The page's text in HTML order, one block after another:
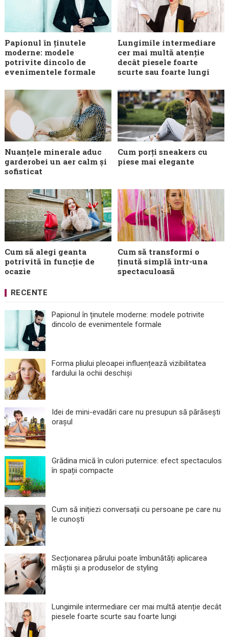
Papionul în ținutele
moderne: modele
potrivite dincolo de
evenimentele formale
Lungimile intermediare
cer mai multă atenție
decât piesele foarte
scurte sau foarte lungi
Nuanțele minerale aduc
garderobei un aer calm și
sofisticat
Cum porți sneakers cu
piese mai elegante
Cum să alegi geanta
potrivită în funcție de
ocazie
Cum să transformi o
ținută simplă într-una
spectaculoasă
RECENTE
Papionul în ținutele moderne: modele potrivite
dincolo de evenimentele formale
Forma pliului pleoapei influențează vizibilitatea
fardului la ochii deschiși
Idei de mini-evadări care nu presupun să părăsești
orașul
Grădina mică în culori puternice: efect spectaculos
în spații compacte
Cum să inițiezi conversații cu persoane pe care nu
le cunoști
Secționarea părului poate îmbunătăți aplicarea
măștii și a produselor de styling
Lungimile intermediare cer mai multă atenție decât
piesele foarte scurte sau foarte lungi